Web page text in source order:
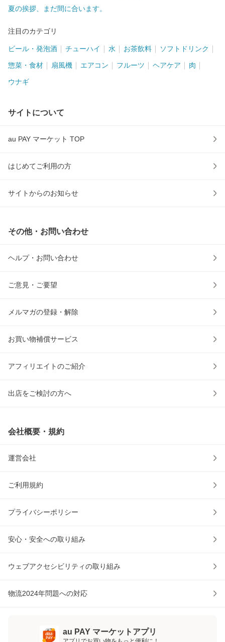
夏の挨拶、まだ間に合います。
注目のカテゴリ
ビール・発泡酒 チューハイ 水 お茶飲料 ソフトドリンク
惣菜・食材 扇風機 エアコン フルーツ ヘアケア 肉
ウナギ
サイトについて
au PAY マーケット TOP
はじめてご利用の方
サイトからのお知らせ
その他・お問い合わせ
ヘルプ・お問い合わせ
ご意見・ご要望
メルマガの登録・解除
お買い物補償サービス
アフィリエイトのご紹介
出店をご検討の方へ
会社概要・規約
運営会社
ご利用規約
プライバシーポリシー
安心・安全への取り組み
ウェブアクセシビリティの取り組み
物流2024年問題への対応
au PAY マーケットアプリ